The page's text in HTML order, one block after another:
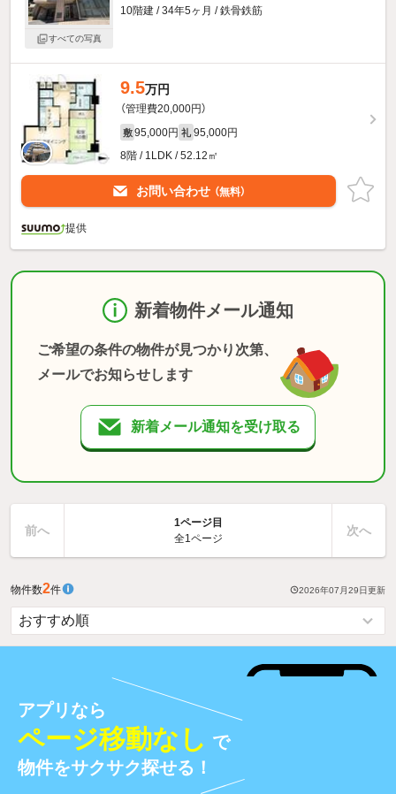
すべての写真
10階建 / 34年5ヶ月 / 鉄骨鉄筋
9.5万円
（管理費20,000円）
敷 95,000円 礼 95,000円
8階 / 1LDK / 52.12㎡
お問い合わせ （無料）
提供
新着物件メール通知
ご希望の条件の物件が見つかり次第、
メールでお知らせします
新着メール通知を受け取る
前へ
1ページ目
全1ページ
次へ
物件数2件 2026年07月29日更新
アプリなら
ページ移動なし で
物件をサクサク探せる！